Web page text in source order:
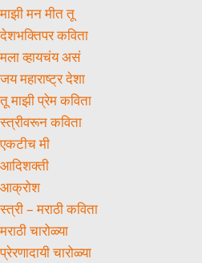
माझी मन मीत तू
देशभक्तिपर कविता
मला व्हायचंय असं
जय महाराष्ट्र देशा
तू माझी प्रेम कविता
स्त्रीवरून कविता
एकटीच मी
आदिशक्ती
आक्रोश
स्त्री – मराठी कविता
मराठी चारोळ्या
प्रेरणादायी चारोळ्या